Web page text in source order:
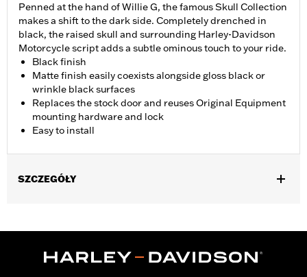
Penned at the hand of Willie G, the famous Skull Collection
makes a shift to the dark side. Completely drenched in
black, the raised skull and surrounding Harley-Davidson
Motorcycle script adds a subtle ominous touch to your ride.
Black finish
Matte finish easily coexists alongside gloss black or
wrinkle black surfaces
Replaces the stock door and reuses Original Equipment
mounting hardware and lock
Easy to install
SZCZEGÓŁY
FLTRXSTSE and '25-later FLTRXRRSE and FLHXU models.
Installation Instructions